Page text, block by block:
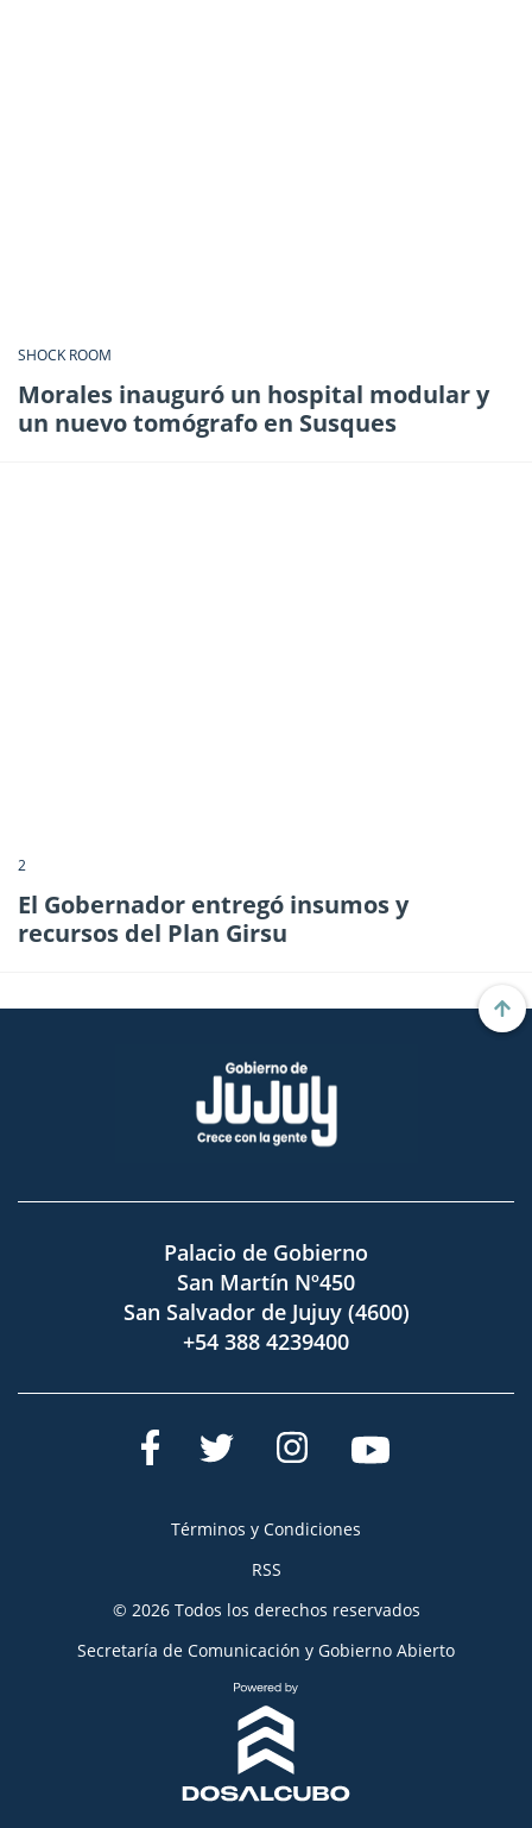
SHOCK ROOM
Morales inauguró un hospital modular y
un nuevo tomógrafo en Susques
2
El Gobernador entregó insumos y
recursos del Plan Girsu
Palacio de Gobierno
San Martín Nº450
San Salvador de Jujuy (4600)
+54 388 4239400
Términos y Condiciones
RSS
© 2026 Todos los derechos reservados
Secretaría de Comunicación y Gobierno Abierto